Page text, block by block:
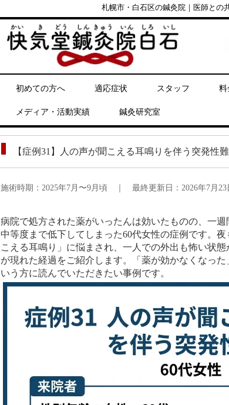
札幌市・白石区の鍼灸院｜医師との
初めての方へ 適応症状 スタッフ 料
メディア・活動実績 鍼灸研究室
【症例31】人の声が聞こえる耳鳴りを伴う突発性難
施術時期：2025年7月〜9月頃 ｜ 最終更新日：2026年7月23
病院で処方された薬がいったんは効いたものの、一
中等度まで低下してしまった60代女性の症例です。
こえる耳鳴り」に悩まされ、一人での外出も怖い状
が現れた経過をご紹介します。「薬が効かなくなっ
いう方に読んでいただきたい事例です。